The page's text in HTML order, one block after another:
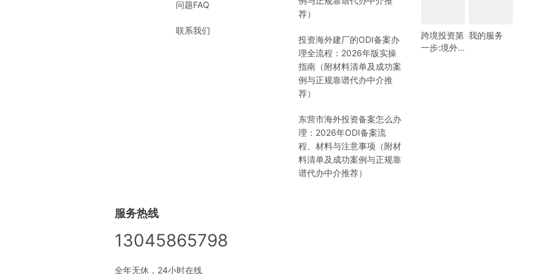
问题FAQ
联系我们
荐）
投资海外建厂的ODI备案办
理全流程：2026年版实操
指南（附材料清单及成功案
例与正规靠谱代办中介推
荐）
东营市海外投资备案怎么办
理：2026年ODI备案流
程、材料与注意事项（附材
料清单及成功案例与正规靠
谱代办中介推荐）
跨境投资第
一步:境外
我的服务
服务热线
13045865798
全年无休，24小时在线